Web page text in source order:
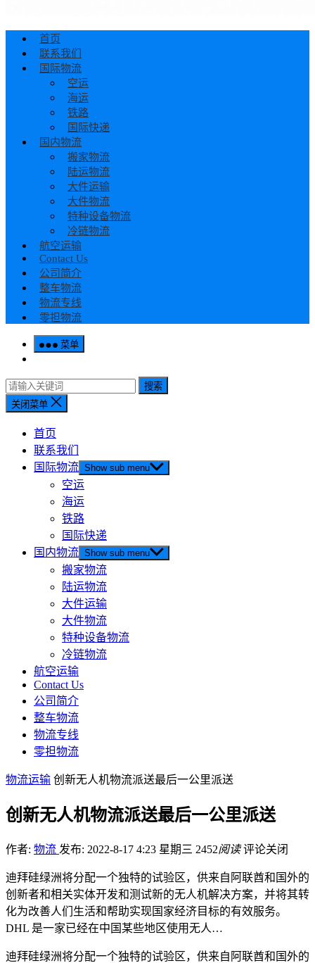
首页
联系我们
国际物流
空运
海运
铁路
国际快递
国内物流
搬家物流
陆运物流
大件运输
大件物流
特种设备物流
冷链物流
航空运输
Contact Us
公司简介
整车物流
物流专线
零担物流
菜单
搜索
关闭菜单
首页
联系我们
国际物流 Show sub menu
空运
海运
铁路
国际快递
国内物流 Show sub menu
搬家物流
陆运物流
大件运输
大件物流
特种设备物流
冷链物流
航空运输
Contact Us
公司简介
整车物流
物流专线
零担物流
物流运输 创新无人机物流派送最后一公里派送
创新无人机物流派送最后一公里派送
作者: 物流 发布: 2022-8-17 4:23 星期三 2452阅读 评论关闭
迪拜硅绿洲将分配一个独特的试验区，供来自阿联酋和国外的
创新者和相关实体开发和测试新的无人机解决方案，并将其转
化为改善人们生活和帮助实现国家经济目标的有效服务。
DHL 是一家已经在中国某些地区使用无人…
迪拜硅绿洲将分配一个独特的试验区，供来自阿联酋和国外的